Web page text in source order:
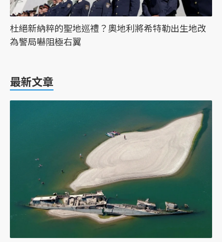
杜絕新納粹的聖地巡禮？奧地利將希特勒出生地改
為警局嚇阻極右翼
最新文章